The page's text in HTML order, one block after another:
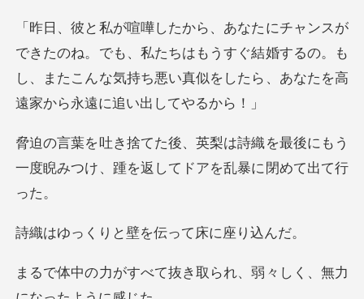
でも、私たちはもうすぐ結婚するの。も
し、またこんな気持ち悪い
織を最後にもう
一度睨みつけ、踵を返
と壁を伝って床
抜き取られ、弱々しく、